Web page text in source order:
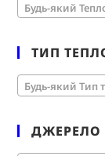
Будь-який
ТИП
Будь-який Тип
ДЖЕРЕЛО